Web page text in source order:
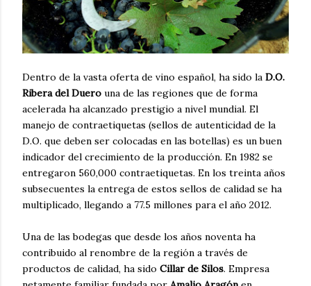
Dentro de la vasta oferta de vino español, ha sido la D.O.
Ribera del Duero una de las regiones que de forma
acelerada ha alcanzado prestigio a nivel mundial. El
manejo de contraetiquetas (sellos de autenticidad de la
D.O. que deben ser colocadas en las botellas) es un buen
indicador del crecimiento de la producción. En 1982 se
entregaron 560,000 contraetiquetas. En los treinta años
subsecuentes la entrega de estos sellos de calidad se ha
multiplicado, llegando a 77.5 millones para el año 2012.
Una de las bodegas que desde los años noventa ha
contribuido al renombre de la región a través de
productos de calidad, ha sido Cillar de Silos. Empresa